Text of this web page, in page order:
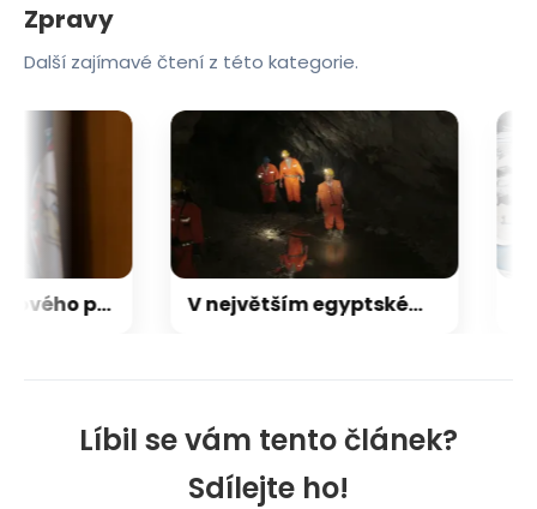
Líbil se vám tento článek?
Sdílejte ho!
Zpravy
Další zajímavé čtení z této kategorie.
Trump vybral nového právního poradce Bílého domu V největším egyptském zlatém dole se zřítila hornina, jeden člověk zemřel